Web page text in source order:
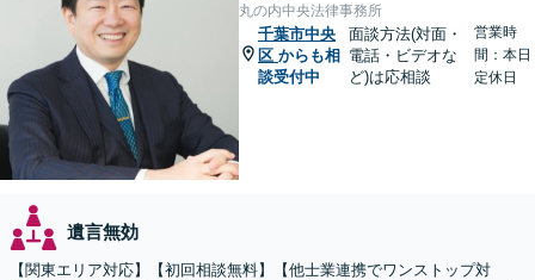
丸の内中央法律事務所
千葉市中央
区 からも相
談受付中
面談方法(対面・
電話・ビデオな
ど)は応相談
営業時
間：本日
定休日
遺言無効
【関東エリア対応】【初回相談無料】【他士業連携でワンストップ対